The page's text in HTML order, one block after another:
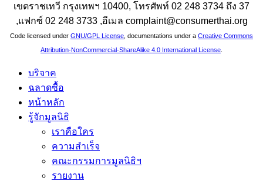
เขตราชเทวี กรุงเทพฯ 10400, โทรศัพท์ 02 248 3734 ถึง 37
,แฟกซ์ 02 248 3733 ,อีเมล complaint@consumerthai.org
Code licensed under GNU/GPL License , documentations under a Creative Commons
Attribution-NonCommercial-ShareAlike 4.0 International License
บริจาค
ฉลาดซื้อ
หน้าหลัก
รู้จักมูลนิธิ
เราคือใคร
ความสำเร็จ
คณะกรรมการมูลนิธิฯ
รายงาน